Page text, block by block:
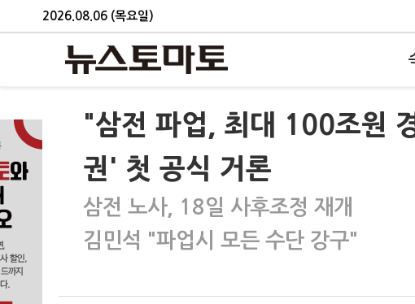
2026.08.06 (목요일)
"삼전 파업, 최대 100조원
권' 첫 공식 거론
삼전 노사, 18일 사후조정 재개
김민석 "파업시 모든 수단 강구"